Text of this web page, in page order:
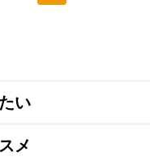
い
メ